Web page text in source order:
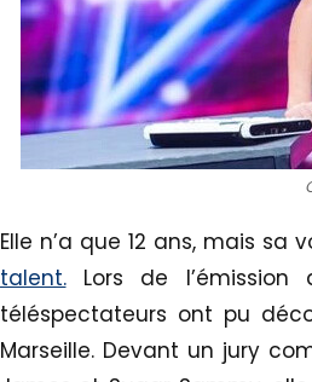
Elle n’a que 12 ans, mais sa
talent.Lors de l’émission
téléspectateurs ont pu
Marseille. Devant un jury